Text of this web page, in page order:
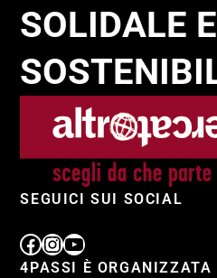
SOLIDALE E
SEGUICI SUI SOCIAL
4PASSI È ORGANIZZATA